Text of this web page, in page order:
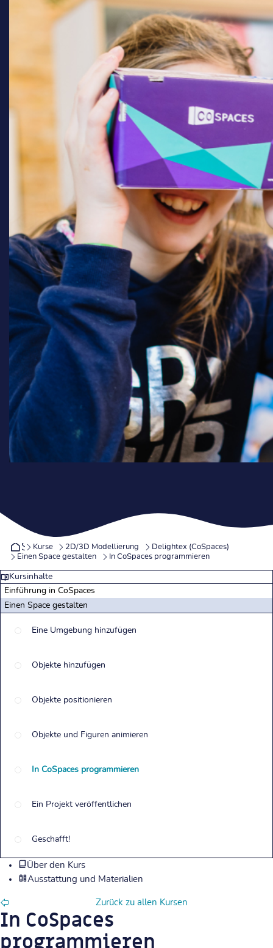
Startseite
Kurse 2D/3D Modellierung
Delightex (CoSpaces)
Einen Space gestalten
In CoSpaces programmieren
Kursinhalte
Einführung in CoSpaces
Einen Space gestalten
Eine Umgebung hinzufügen
Objekte hinzufügen
Objekte positionieren
Objekte und Figuren animieren
In CoSpaces programmieren
Ein Projekt veröffentlichen
Geschafft!
Über den Kurs
Ausstattung und Materialien
Zurück zu allen Kursen
In CoSpaces